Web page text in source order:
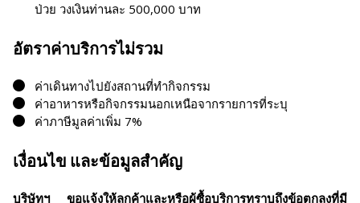
ป่วย วงเงินท่านละ 500,000 บาท
อัตราค่าบริการไม่รวม
ค่าเดินทางไปยังสถานที่ทำกิจกรรม
ค่าอาหารหรือกิจกรรมนอกเหนือจากรายการที่ระบุ
ค่าภาษีมูลค่าเพิ่ม 7%
เงื่อนไข และข้อมูลสำคัญ
บริษัทฯ ขอแจ้งให้ลูกค้าและหรือผู้ซื้อบริการทราบถึงข้อตกลงที่มี